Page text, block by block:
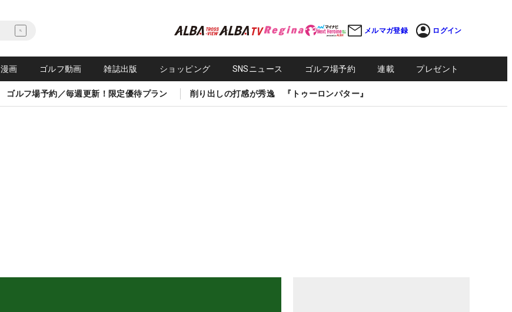
メルマガ登録 ログイン
漫画 ゴルフ動画 雑誌出版 ショッピング SNSニュース ゴルフ場予約 連載 プレゼント
ゴルフ場予約／毎週更新！限定優待プラン 削り出しの打感が秀逸 『トゥーロンパター』